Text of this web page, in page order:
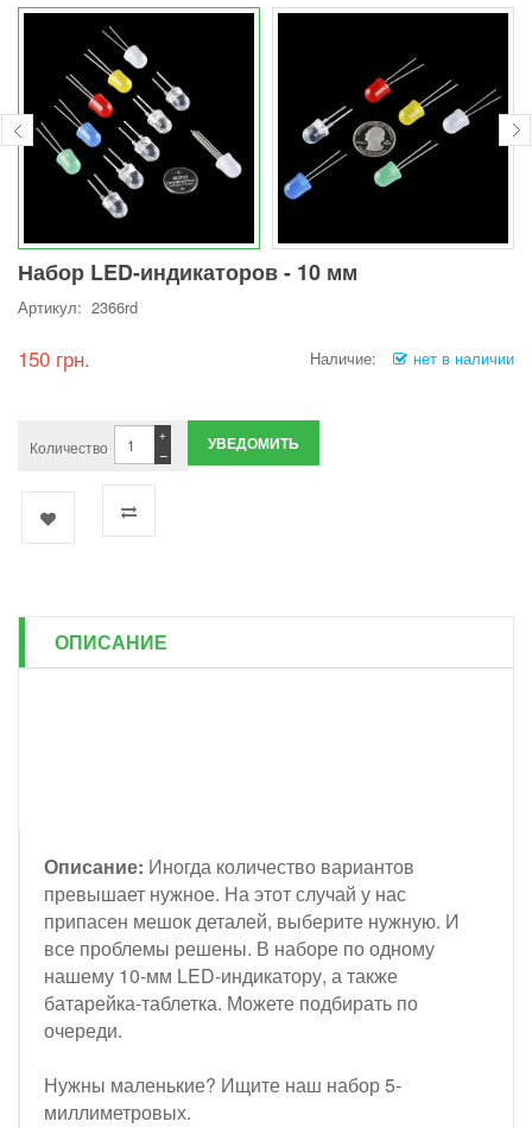
Набор LED-индикаторов - 10 мм
Артикул: 2366rd
150 грн. Наличие: нет в наличии
Количество −
+ УВЕДОМИТЬ
ОПИСАНИЕ
Описание: Иногда количество вариантов
превышает нужное. На этот случай у нас
припасен мешок деталей, выберите нужную. И
все проблемы решены. В наборе по одному
нашему 10-мм LED-индикатору, а также
батарейка-таблетка. Можете подбирать по
очереди.
Нужны маленькие? Ищите наш набор 5-
миллиметровых.